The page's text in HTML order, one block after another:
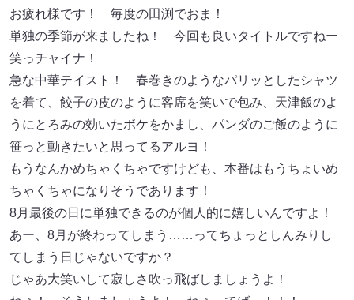
お疲れ様です！ 毎度の田渕でおま！
単独の季節が来ましたね！ 今回も良いタイトルですねー
笑っチャイナ！
急な中華テイスト！ 春巻きのようなパリッとしたシャツ
を着て、餃子の皮のように客席を笑いで包み、天津飯のよ
うにとろみの効いたボケをかまし、パンダのご飯のように
笹っと動きたいと思ってるアルヨ！
もうなんかめちゃくちゃですけども、本番はもうちょいめ
ちゃくちゃになりそうであります！
8月最後の日に単独できるのが個人的に嬉しいんですよ！
あー、8月が終わってしまう……ってちょっとしんみりし
てしまう日じゃないですか？
じゃあ大笑いして寂しさ吹っ飛ばしましょうよ！